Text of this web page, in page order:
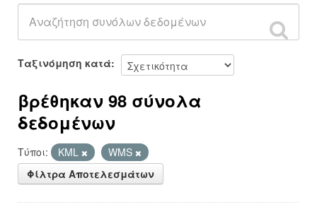
Ταξινόμηση κατά
βρέθηκαν 98 σύνολα
δεδομένων
Τύποι: KML
WMS
Φίλτρα Αποτελεσμάτων